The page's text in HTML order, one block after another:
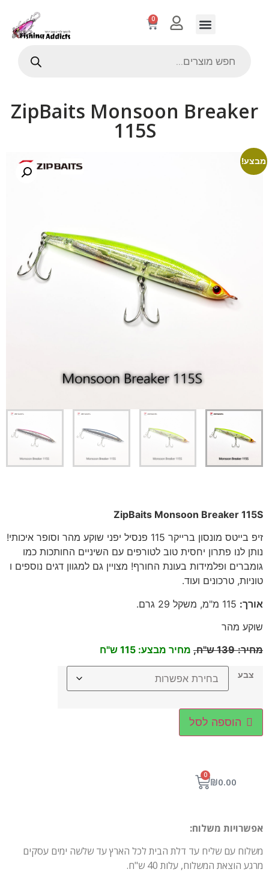
0
ZipBaits Monsoon Breaker
115S
ZipBaits Monsoon Breaker 115S
זיפ בייטס מונסון ברייקר 115 פנסיל יפני שוקע מהר וסופר איכותי!
נותן לנו פתרון יחסית טוב לטורפים עם השיניים החותכות כמו
גומברים ופלמידות בעונת החורף! מצויין גם למגוון דגים נוספים ו
טוניות, טרכונים ועוד.
אורך: מ"מ, משקל 29 גרם
.
שוקע מהר
מחיר:
139 ש"ח, מחיר מבצע: 115 ש"ח
צבע
הוספה לסל
₪0.00
0
מבצע!
אפשרויות משלוח:
משלוח עם שליח עד דלת הבית לכל הארץ עד שלשה ימים עסקים
מרגע הוצאת המשלוח, עלות 40 ש"ח.